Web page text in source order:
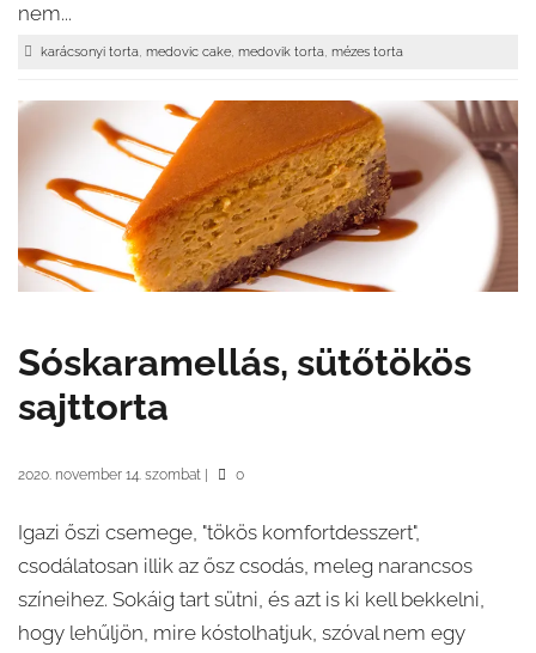
nem...
karácsonyi torta, medovic cake, medovik torta, mézes torta
Sóskaramellás, sütőtökös
sajttorta
2020. november 14. szombat 0
Igazi őszi csemege, "tökös komfortdesszert",
csodálatosan illik az ősz csodás, meleg narancsos
színeihez. Sokáig tart sütni, és azt is ki kell bekkelni,
hogy lehűljön, mire kóstolhatjuk, szóval nem egy